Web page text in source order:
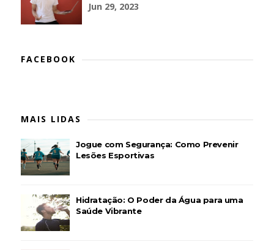
Jun 29, 2023
FACEBOOK
MAIS LIDAS
Jogue com Segurança: Como Prevenir
Lesões Esportivas
Hidratação: O Poder da Água para uma
Saúde Vibrante